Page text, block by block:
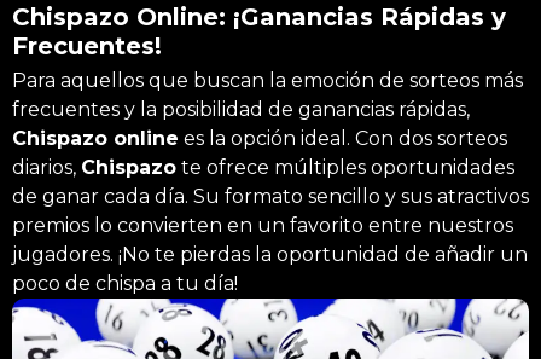
Chispazo Online: ¡Ganancias Rápidas y
Frecuentes!
Para aquellos que buscan la emoción de sorteos más
frecuentes y la posibilidad de ganancias rápidas,
Chispazo online es la opción ideal. Con dos sorteos
diarios, Chispazo te ofrece múltiples oportunidades
de ganar cada día. Su formato sencillo y sus atractivos
premios lo convierten en un favorito entre nuestros
jugadores. ¡No te pierdas la oportunidad de añadir un
poco de chispa a tu día!